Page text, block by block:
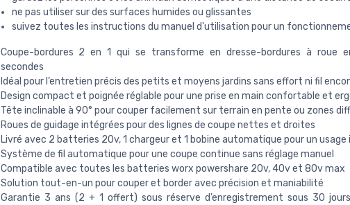
ne pas utiliser sur des surfaces humides ou glissantes
suivez toutes les instructions du manuel d'utilisation pour un
Coupe-bordures 2 en 1 qui se transforme en dresse-bordures à roue
secondes
Idéal pour l’entretien précis des petits et moyens jardins sans effort ni fil
Design compact et poignée réglable pour une prise en main confortable et
Tête inclinable à 90° pour couper facilement sur terrain en pente ou zones
Roues de guidage intégrées pour des lignes de coupe nettes et droites
Livré avec 2 batteries 20v, 1 chargeur et 1 bobine automatique pour un
Système de fil automatique pour une coupe continue sans réglage manuel
Compatible avec toutes les batteries worx powershare 20v, 40v et 80v max
Solution tout-en-un pour couper et border avec précision et maniabilité
Garantie 3 ans (2 + 1 offert) sous réserve d’enregistrement sous 30